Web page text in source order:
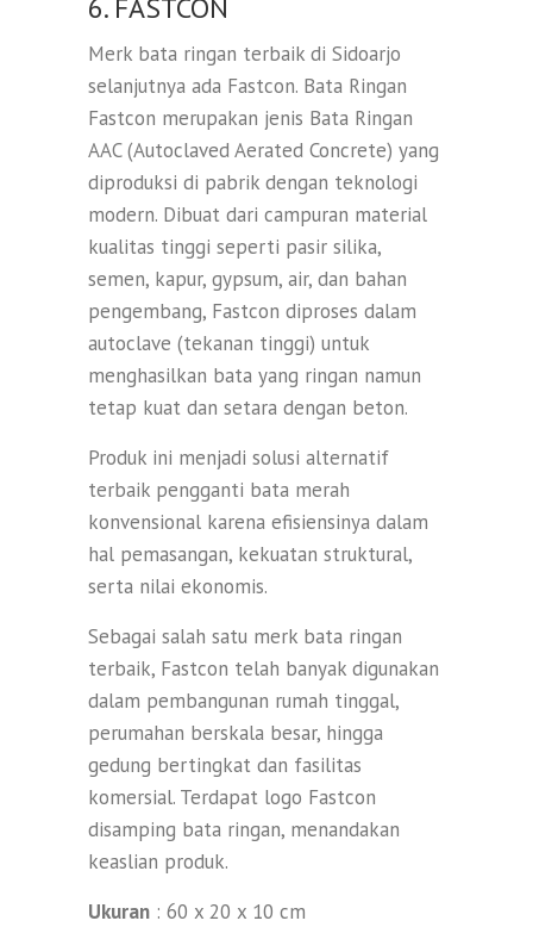
6. FASTCON
Merk bata ringan terbaik di Sidoarjo
selanjutnya ada Fastcon. Bata Ringan
Fastcon merupakan jenis Bata Ringan
AAC (Autoclaved Aerated Concrete) yang
diproduksi di pabrik dengan teknologi
modern. Dibuat dari campuran material
kualitas tinggi seperti pasir silika,
semen, kapur, gypsum, air, dan bahan
pengembang, Fastcon diproses dalam
autoclave (tekanan tinggi) untuk
menghasilkan bata yang ringan namun
tetap kuat dan setara dengan beton.
Produk ini menjadi solusi alternatif
terbaik pengganti bata merah
konvensional karena efisiensinya dalam
hal pemasangan, kekuatan struktural,
serta nilai ekonomis.
Sebagai salah satu merk bata ringan
terbaik, Fastcon telah banyak digunakan
dalam pembangunan rumah tinggal,
perumahan berskala besar, hingga
gedung bertingkat dan fasilitas
komersial. Terdapat logo Fastcon
disamping bata ringan, menandakan
keaslian produk.
Ukuran : 60 x 20 x 10 cm